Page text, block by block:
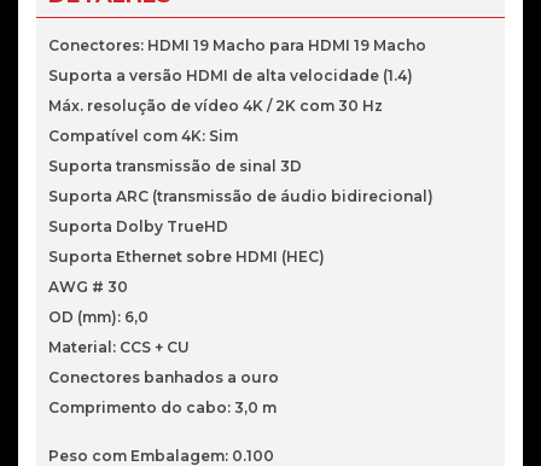
c/
Ethernet
3m
Preto
Conectores: HDMI 19 Macho para HDMI 19 Macho
Suporta a versão HDMI de alta velocidade (1.4)
Máx. resolução de vídeo 4K / 2K com 30 Hz
Compatível com 4K: Sim
Suporta transmissão de sinal 3D
Suporta ARC (transmissão de áudio bidirecional)
Suporta Dolby TrueHD
Suporta Ethernet sobre HDMI (HEC)
AWG # 30
OD (mm): 6,0
Material: CCS + CU
Conectores banhados a ouro
Comprimento do cabo: 3,0 m
Peso com Embalagem: 0.100